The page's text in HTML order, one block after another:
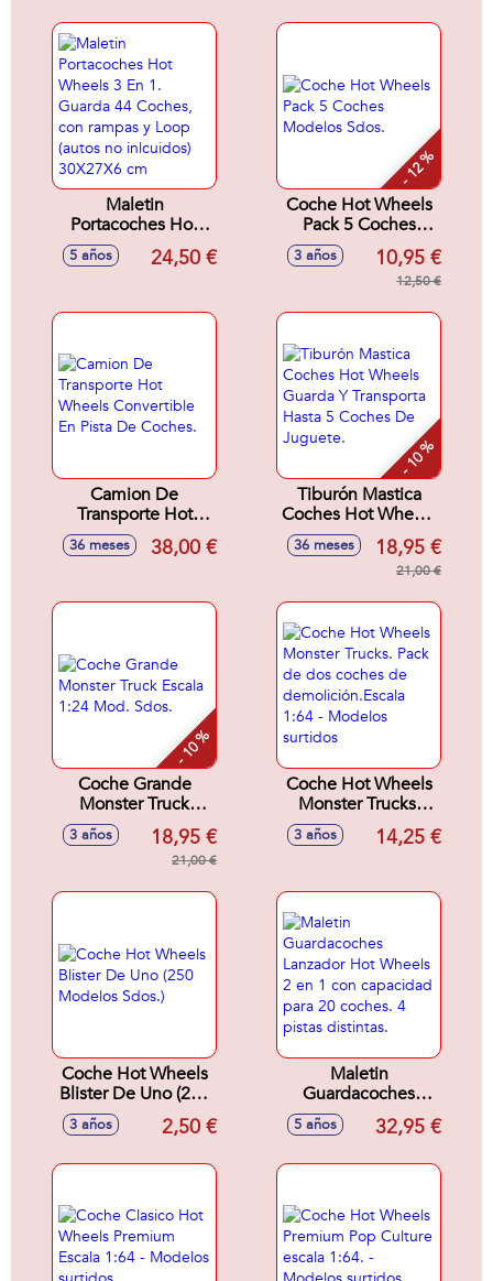
Maletin
Portacoches Hot
Wheels 3 En 1.
Guarda 44 Coches,
5 años 24,50 €
- 12 %
Coche Hot Wheels
Pack 5 Coches
Modelos Sdos.
3 años 10,95 €
12,50 €
Camion De
Transporte Hot
Wheels Convertible
En Pista De
36 meses 38,00 €
- 10 %
Tiburón Mastica
Coches Hot Wheels
Guarda Y
Transporta Hasta 5
Coches De
36 meses 18,95 €
21,00 €
- 10 %
Coche Grande
Monster Truck
Escala 1:24 Mod.
Sdos.
3 años 18,95 €
21,00 €
Coche Hot Wheels
Monster Trucks.
Pack de dos coches
3 años 14,25 €
Coche Hot Wheels
Blister De Uno (250
Modelos Sdos.)
3 años 2,50 €
Maletin
Guardacoches
Lanzador Hot
Wheels 2 en 1 con
5 años 32,95 €